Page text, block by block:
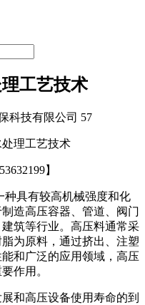
工艺技术
科技有限公司 57
理工艺技术
】
种具有较高机械强度和化
造高压容器、管道、阀门
筑等行业。高压料通常采
为原料，通过挤出、注塑
和广泛的应用领域，高压
作用。
和高压设备使用寿命的到